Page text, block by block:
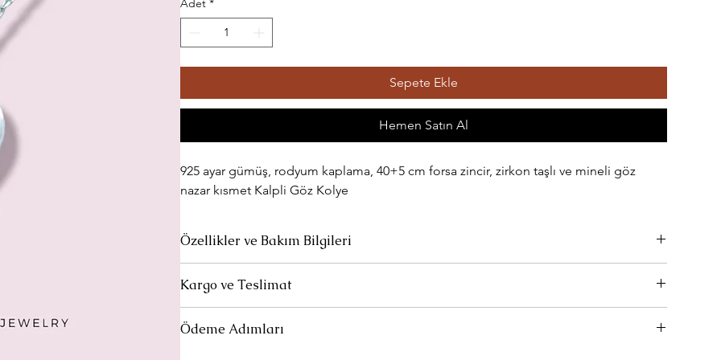
Adet *
Sepete Ekle
Hemen Satın Al
925 ayar gümüş, rodyum kaplama, 40+5 cm forsa zincir, zirkon taşlı ve mineli göz
nazar kısmet Kalpli Göz Kolye
Özellikler ve Bakım Bilgileri
Parfüm ve deterjan gibi kimyasallarla temas etmediği sürece rengini kaybetmez.
Uzun süre kullanılmadığında özel temizleme bezi ile hafifçe silinerek bakım yapılabilir.
Kargo ve Teslimat
siparişlerinizin yola çıktığına dair bir e-posta tarafınıza gönderilir. E-postadaki "Teslimatı Takip
Ödeme Adımları